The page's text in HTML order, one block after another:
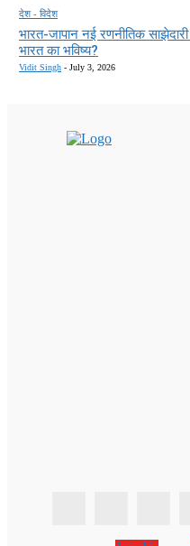
देश - विदेश
भारत-जापान नई रणनीतिक
भारत का भविष्य?
Vidit Singh - July 3, 2026